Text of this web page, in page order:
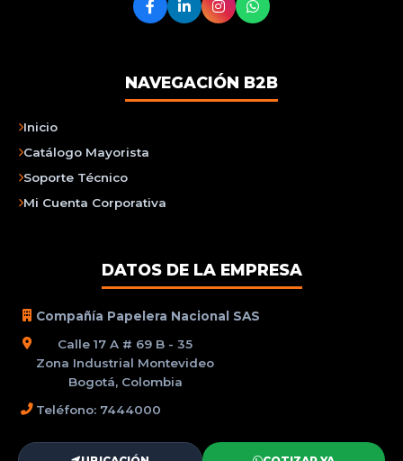
NAVEGACIÓN B2B
Inicio
Catálogo Mayorista
Soporte Técnico
Mi Cuenta Corporativa
DATOS DE LA EMPRESA
Compañía Papelera Nacional SAS
Calle 17 A # 69 B - 35
Zona Industrial Montevideo
Bogotá, Colombia
Teléfono: 7444000